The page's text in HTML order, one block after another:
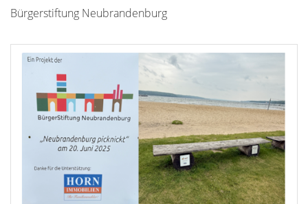
Bürgerstiftung Neubrandenburg